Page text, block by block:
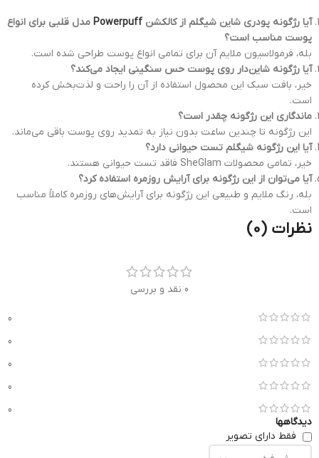
آیا رژگونه پودری شاین شیگلم از کالکشن Powerpuff مدل قلبی برای انواع
پوست مناسب است؟
بله، فرمولاسیون ملایم آن برای تمامی انواع پوست طراحی شده است.
آیا رژگونه شاین‌دار روی پوست حس سنگینی ایجاد می‌کند؟
خیر، بافت سبک این محصول استفاده از آن را راحت و لذت‌بخش کرده
است.
ماندگاری این رژگونه چقدر است؟
این رژگونه تا چندین ساعت بدون نیاز به تمدید روی پوست باقی می‌ماند.
آیا این رژگونه شیگلم تست حیوانی دارد؟
خیر، تمامی محصولات SheGlam فاقد تست حیوانی هستند.
آیا می‌توان از این رژگونه برای آرایش روزمره استفاده کرد؟
بله، رنگ ملایم و طبیعی این رژگونه برای آرایش‌های روزمره کاملاً مناسب
است.
نظرات (0)
0 نقد و بررسی
0
0
0
0
0
دیدگاهها
فقط دارای تصویر